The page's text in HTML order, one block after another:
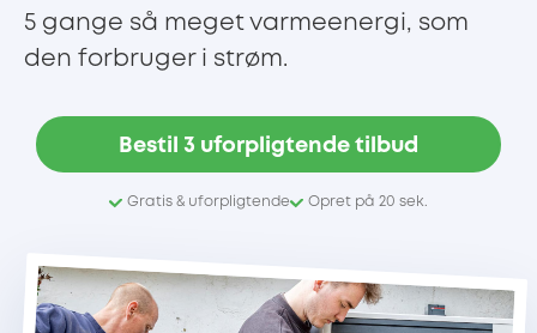
5 gange så meget varmeenergi, som
den forbruger i strøm.
Bestil 3 uforpligtende tilbud
Gratis & uforpligtende Opret på 20 sek.